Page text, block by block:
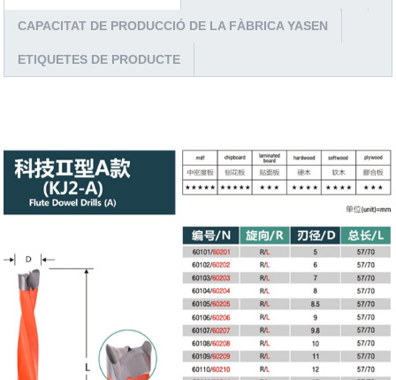
CAPACITAT DE PRODUCCIÓ DE LA FÀBRICA YASEN
ETIQUETES DE PRODUCTE